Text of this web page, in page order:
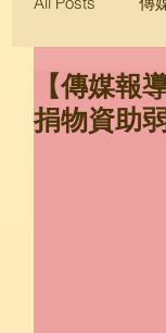
Blogging
【傳媒
捐物資助